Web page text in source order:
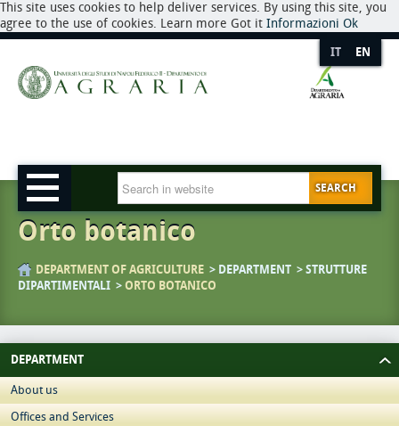
This site uses cookies to help deliver services. By using this site, you
agree to the use of cookies. Learn more Got it Informazioni Ok
IT EN
SEARCH
Orto botanico
DEPARTMENT OF AGRICULTURE DEPARTMENT
STRUTTURE
DIPARTIMENTALI
ORTO BOTANICO
DEPARTMENT
About us
Offices and Services